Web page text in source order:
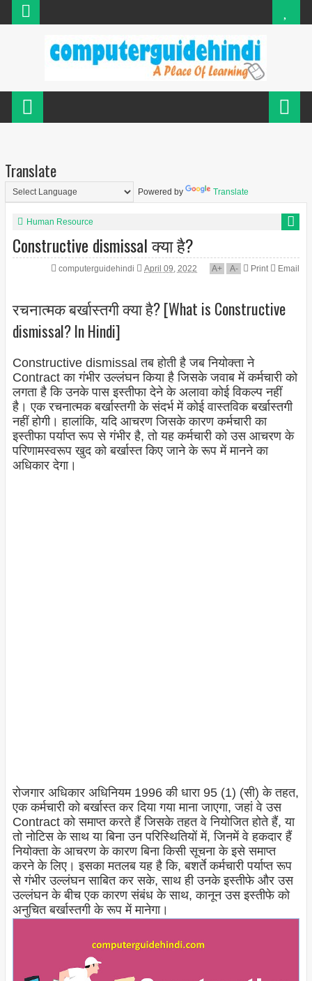
Translate
Powered by Translate
Human Resource
Constructive dismissal क्या है?
computerguidehindi April 09, 2022 A+ A- Print Email
रचनात्मक बर्खास्तगी क्या है? [What is Constructive
dismissal? In Hindi]
Constructive dismissal तब होती है जब नियोक्ता ने
Contract का गंभीर उल्लंघन किया है जिसके जवाब में कर्मचारी को
लगता है कि उनके पास इस्तीफा देने के अलावा कोई विकल्प नहीं
है। एक रचनात्मक बर्खास्तगी के संदर्भ में कोई वास्तविक बर्खास्तगी
नहीं होगी। हालांकि, यदि आचरण जिसके कारण कर्मचारी का
इस्तीफा पर्याप्त रूप से गंभीर है, तो यह कर्मचारी को उस आचरण के
परिणामस्वरूप खुद को बर्खास्त किए जाने के रूप में मानने का
अधिकार देगा।
रोजगार अधिकार अधिनियम 1996 की धारा 95 (1) (सी) के तहत,
एक कर्मचारी को बर्खास्त कर दिया गया माना जाएगा, जहां वे उस
Contract को समाप्त करते हैं जिसके तहत वे नियोजित होते हैं, या
तो नोटिस के साथ या बिना उन परिस्थितियों में, जिनमें वे हकदार हैं
नियोक्ता के आचरण के कारण बिना किसी सूचना के इसे समाप्त
करने के लिए। इसका मतलब यह है कि, बशर्ते कर्मचारी पर्याप्त रूप
से गंभीर उल्लंघन साबित कर सके, साथ ही उनके इस्तीफे और उस
उल्लंघन के बीच एक कारण संबंध के साथ, कानून उस इस्तीफे को
अनुचित बर्खास्तगी के रूप में मानेगा।